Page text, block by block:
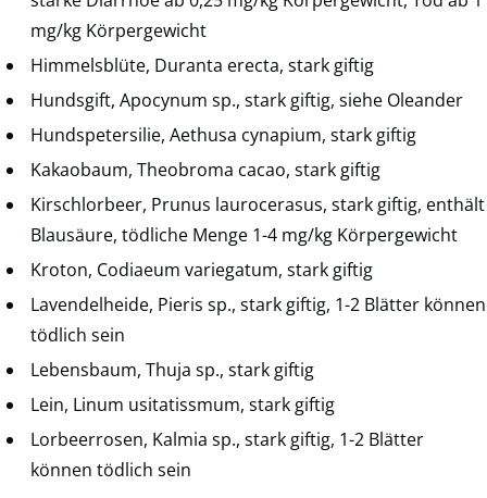
mg/kg Körpergewicht
Himmelsblüte, Duranta erecta, stark giftig
Hundsgift, Apocynum sp., stark giftig, siehe Oleander
Hundspetersilie, Aethusa cynapium, stark giftig
Kakaobaum, Theobroma cacao, stark giftig
Kirschlorbeer, Prunus laurocerasus, stark giftig, enthält
Blausäure, tödliche Menge 1-4 mg/kg Körpergewicht
Kroton, Codiaeum variegatum, stark giftig
Lavendelheide, Pieris sp., stark giftig, 1-2 Blätter können
tödlich sein
Lebensbaum, Thuja sp., stark giftig
Lein, Linum usitatissmum, stark giftig
Lorbeerrosen, Kalmia sp., stark giftig, 1-2 Blätter
können tödlich sein